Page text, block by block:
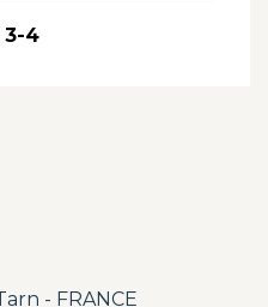
3-4
- FRANCE